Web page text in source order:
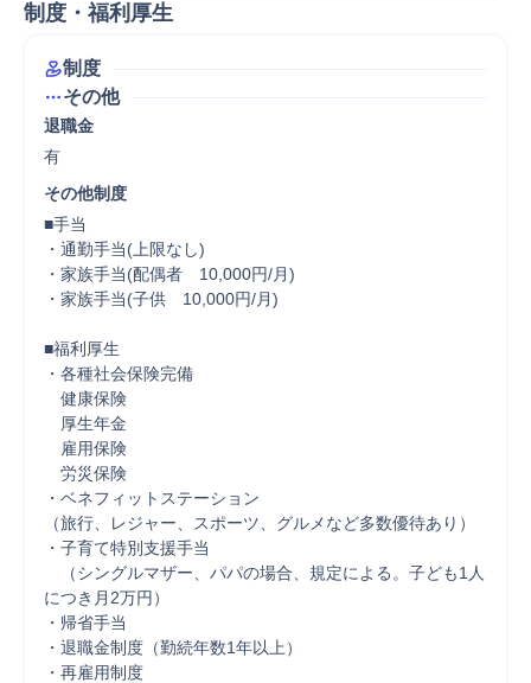
制度・福利厚生
制度
その他
退職金
有
その他制度
■手当
・通勤手当(上限なし)
・家族手当(配偶者　10,000円/月)
・家族手当(子供　10,000円/月)
■福利厚生
・各種社会保険完備
健康保険
厚生年金
雇用保険
労災保険
・ベネフィットステーション
（旅行、レジャー、スポーツ、グルメなど多数優待あり）
・子育て特別支援手当
（シングルマザー、パパの場合、規定による。子ども1人
につき月2万円）
・帰省手当
・退職金制度（勤続年数1年以上）
・再雇用制度